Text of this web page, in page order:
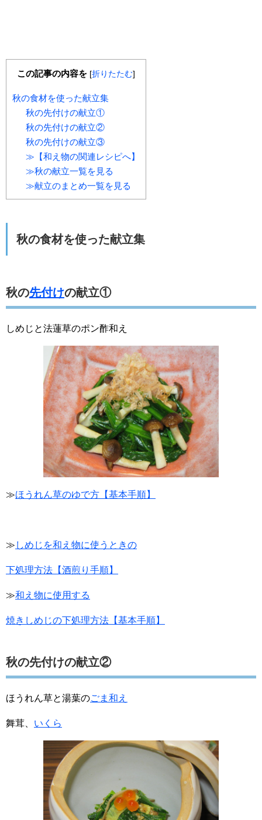
この記事の内容を [折りたたむ]
秋の食材を使った献立集
秋の先付けの献立①
秋の先付けの献立②
秋の先付けの献立③
≫【和え物の関連レシピへ】
≫秋の献立一覧を見る
≫献立のまとめ一覧を見る
秋の食材を使った献立集
秋の先付けの献立①
しめじと法蓮草のポン酢和え
≫ほうれん草のゆで方【基本手順】
≫ しめじを和え物に使うときの
下処理方法【酒煎り手順】
≫和え物に使用する
焼きしめじの下処理方法【基本手順】
秋の先付けの献立②
ほうれん草と湯葉のごま和え
舞茸、 いくら